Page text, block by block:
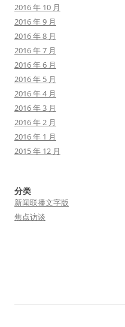
2016 年 10 月
2016 年 9 月
2016 年 8 月
2016 年 7 月
2016 年 6 月
2016 年 5 月
2016 年 4 月
2016 年 3 月
2016 年 2 月
2016 年 1 月
2015 年 12 月
分类
新闻联播文字版
焦点访谈